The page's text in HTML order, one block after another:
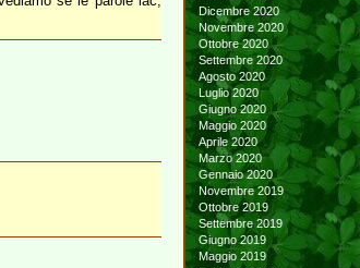
Dicembre 2020
Novembre 2020
Ottobre 2020
Settembre 2020
Agosto 2020
Luglio 2020
Giugno 2020
Maggio 2020
Aprile 2020
Marzo 2020
Gennaio 2020
Novembre 2019
Ottobre 2019
Settembre 2019
Giugno 2019
Maggio 2019